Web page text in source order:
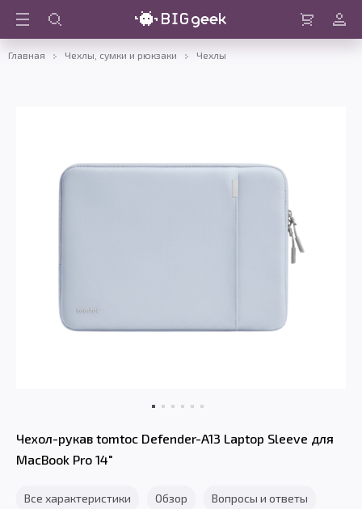
Войти
Главная Чехлы, сумки и рюкзаки Чехлы
Чехол-рукав tomtoc Defender-A13 Laptop Sleeve для
MacBook Pro 14"
Все характеристики Обзор Вопросы и ответы